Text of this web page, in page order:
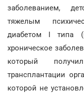
заболеванием,
тяжелым
диабетом I типа
хроническое
который
трансплантации
которой не